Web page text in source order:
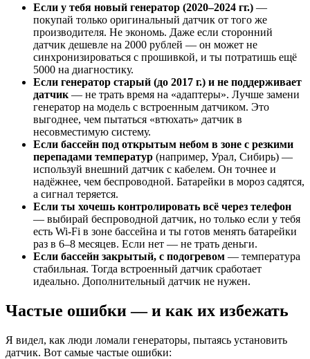
Если у тебя новый генератор (2020–2024 гг.) —
покупай только оригинальный датчик от того же
производителя. Не экономь. Даже если сторонний
датчик дешевле на 2000 рублей — он может не
синхронизироваться с прошивкой, и ты потратишь ещё
5000 на диагностику.
Если генератор старый (до 2017 г.) и не поддерживает
датчик — не трать время на «адаптеры». Лучше замени
генератор на модель с встроенным датчиком. Это
выгоднее, чем пытаться «втюхать» датчик в
несовместимую систему.
Если бассейн под открытым небом в зоне с резкими
перепадами температур (например, Урал, Сибирь) —
используй внешний датчик с кабелем. Он точнее и
надёжнее, чем беспроводной. Батарейки в мороз садятся,
а сигнал теряется.
Если ты хочешь контролировать всё через телефон
— выбирай беспроводной датчик, но только если у тебя
есть Wi-Fi в зоне бассейна и ты готов менять батарейки
раз в 6–8 месяцев. Если нет — не трать деньги.
Если бассейн закрытый, с подогревом — температура
стабильная. Тогда встроенный датчик сработает
идеально. Дополнительный датчик не нужен.
Частые ошибки — и как их избежать
Я видел, как люди ломали генераторы, пытаясь установить
датчик. Вот самые частые ошибки: